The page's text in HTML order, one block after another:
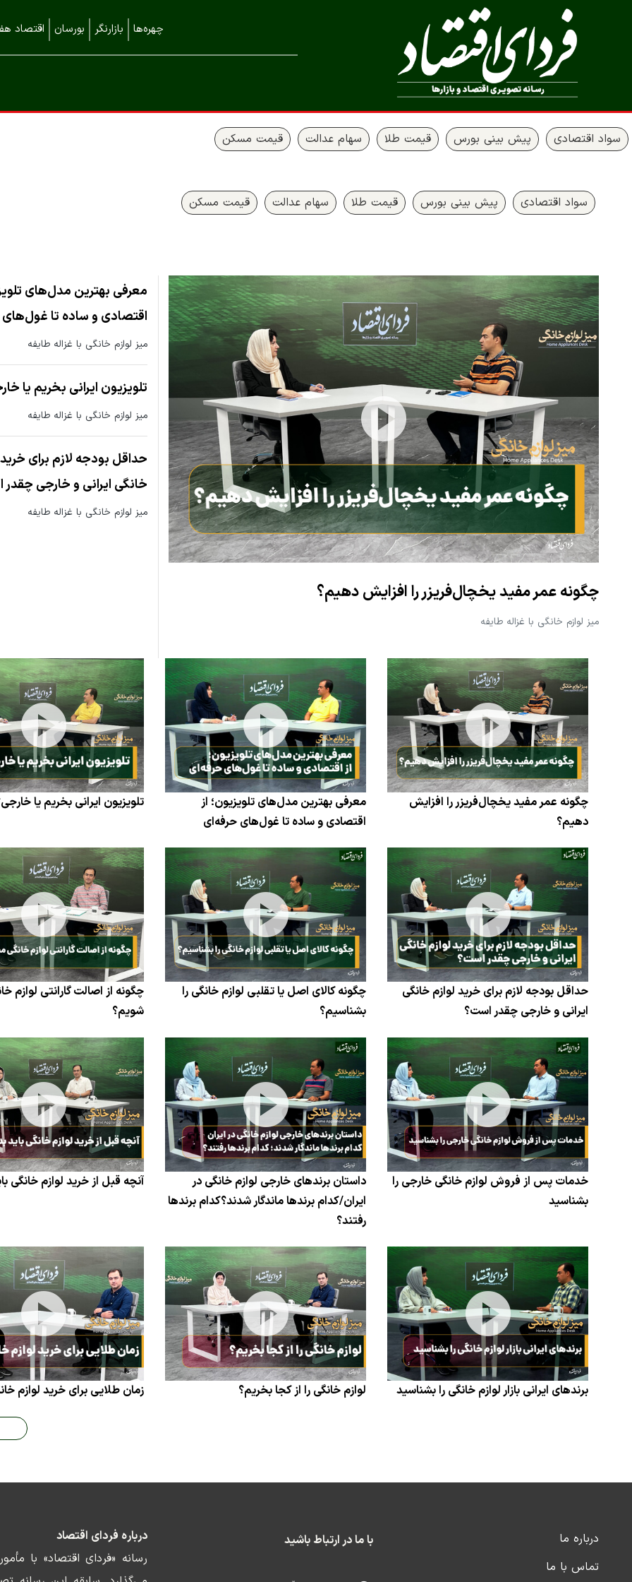
سواد اقتصادی پیش بینی بورس قیمت طلا سهام عدالت قیمت مسکن
چهره‌ها بازارنگر بورسان اقتصاد
سواد اقتصادی پیش بینی بورس قیمت طلا سهام عدالت قیمت مسکن
چگونه عمر مفید یخچال‌فریزر را افزایش دهیم؟
میز لوازم خانگی با غزاله طایفه
معرفی بهترین مدل‌های
اقتصادی و ساده تا
میز لوازم خانگی با غزاله طایفه
تلویزیون ایرانی بخریم یا
میز لوازم خانگی با غزاله طایفه
حداقل بودجه لازم برای خرید
خانگی ایرانی و خارجی
میز لوازم خانگی با غزاله طایفه
چگونه عمر مفید یخچال‌فریزر را افزایش
دهیم؟
معرفی بهترین مدل‌های تلویزیون؛ از
اقتصادی و ساده تا غول‌های حرفه‌ای
تلویزیون ایرانی بخریم یا
حداقل بودجه لازم برای خرید لوازم خانگی
ایرانی و خارجی چقدر است؟
چگونه کالای اصل یا تقلبی لوازم خانگی را
بشناسیم؟
چگونه از اصالت گارانتی لوازم
شویم؟
خدمات پس از فروش لوازم خانگی خارجی را
بشناسید
داستان برندهای خارجی لوازم خانگی در
ایران/کدام برندها ماندگار شدند؟کدام برندها
رفتند؟
آنچه قبل از خرید لوازم خانگی
برندهای ایرانی بازار لوازم خانگی را بشناسید لوازم خانگی را از کجا بخریم؟ زمان طلایی برای خرید لوازم
درباره ما
تماس با ما
با ما در ارتباط باشید
درباره فردای اقتصاد
رسانه «فردای اقتصاد» با